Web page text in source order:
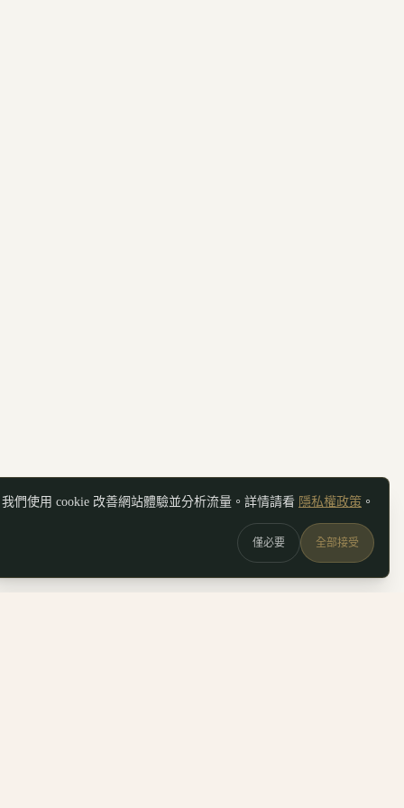
我們使用 cookie 改善網站體驗並分析流量。詳情請看 隱私權政策 。
僅必要 全部接受